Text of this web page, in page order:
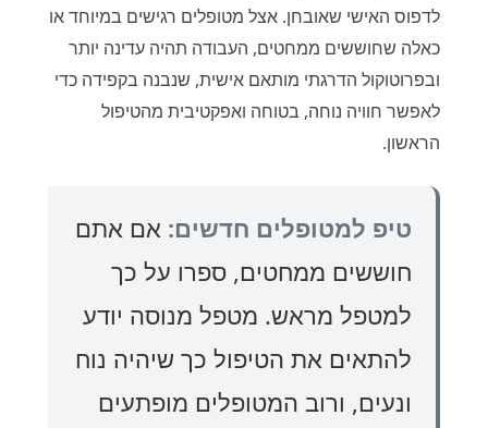
לדפוס האישי שאובחן. אצל מטופלים רגישים במיוחד או
כאלה שחוששים ממחטים, העבודה תהיה עדינה יותר
ובפרוטוקול הדרגתי מותאם אישית, שנבנה בקפידה כדי
לאפשר חוויה נוחה, בטוחה ואפקטיבית מהטיפול
הראשון.
טיפ למטופלים חדשים: אם אתם
חוששים ממחטים, ספרו על כך
למטפל מראש. מטפל מנוסה יודע
להתאים את הטיפול כך שיהיה נוח
ונעים, ורוב המטופלים מופתעים